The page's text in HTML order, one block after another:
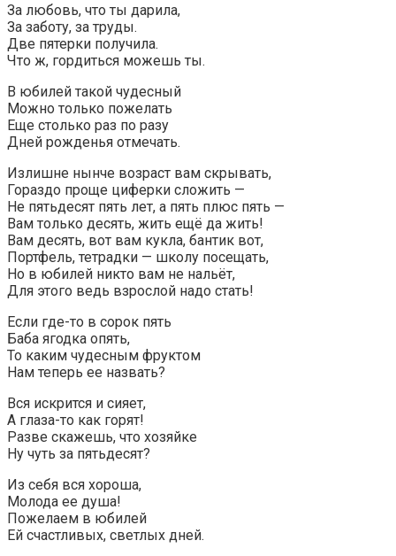
За любовь, что ты дарила,
За заботу, за труды.
Две пятерки получила.
Что ж, гордиться можешь ты.
В юбилей такой чудесный
Можно только пожелать
Еще столько раз по разу
Дней рожденья отмечать.
Излишне нынче возраст вам скрывать,
Гораздо проще циферки сложить —
Не пятьдесят пять лет, а пять плюс пять —
Вам только десять, жить ещё да жить!
Вам десять, вот вам кукла, бантик вот,
Портфель, тетрадки — школу посещать,
Но в юбилей никто вам не нальёт,
Для этого ведь взрослой надо стать!
Если где-то в сорок пять
Баба ягодка опять,
То каким чудесным фруктом
Нам теперь ее назвать?
Вся искрится и сияет,
А глаза-то как горят!
Разве скажешь, что хозяйке
Ну чуть за пятьдесят?
Из себя вся хороша,
Молода ее душа!
Пожелаем в юбилей
Ей счастливых, светлых дней.